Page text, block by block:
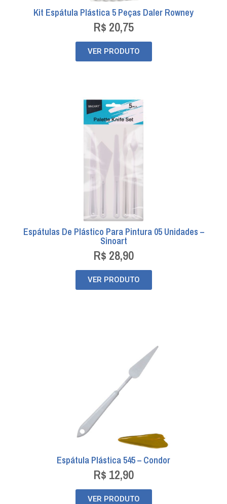
Kit Espátula Plástica 5 Peças Daler Rowney
R$ 20,75
VER PRODUTO
Espátulas De Plástico Para Pintura 05 Unidades –
Sinoart
R$ 28,90
VER PRODUTO
Espátula Plástica 545 – Condor
R$ 12,90
VER PRODUTO